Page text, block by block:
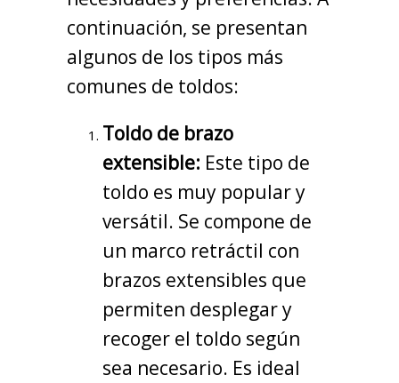
continuación, se presentan
algunos de los tipos más
comunes de toldos:
Toldo de brazo
extensible: Este tipo de
toldo es muy popular y
versátil. Se compone de
un marco retráctil con
brazos extensibles que
permiten desplegar y
recoger el toldo según
sea necesario. Es ideal